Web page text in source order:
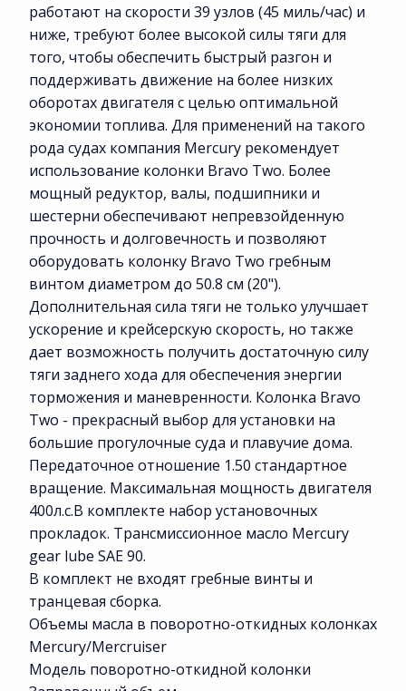
работают на скорости 39 узлов (45 миль/час) и
ниже, требуют более высокой силы тяги для
того, чтобы обеспечить быстрый разгон и
поддерживать движение на более низких
оборотах двигателя с целью оптимальной
экономии топлива. Для применений на такого
рода судах компания Mercury рекомендует
использование колонки Bravo Two. Более
мощный редуктор, валы, подшипники и
шестерни обеспечивают непревзойденную
прочность и долговечность и позволяют
оборудовать колонку Bravo Two гребным
винтом диаметром до 50.8 см (20").
Дополнительная сила тяги не только улучшает
ускорение и крейсерскую скорость, но также
дает возможность получить достаточную силу
тяги заднего хода для обеспечения энергии
торможения и маневренности. Колонка Bravo
Two - прекрасный выбор для установки на
большие прогулочные суда и плавучие дома.
Передаточное отношение 1.50 стандартное
вращение. Максимальная мощность двигателя
400л.с.В комплекте набор установочных
прокладок. Трансмиссионное масло Mercury
gear lube SAE 90.
В комплект не входят гребные винты и
транцевая сборка.
Объемы масла в поворотно-откидных колонках
Mercury/Mercruiser
Модель поворотно-откидной колонки